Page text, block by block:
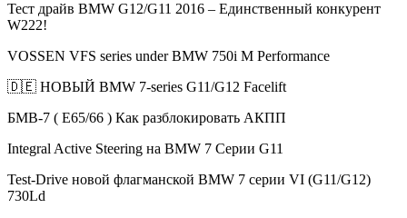
Тест драйв BMW G12/G11 2016 – Единственный конкурент
W222!
VOSSEN VFS series under BMW 750i M Performance
🇩🇪 НОВЫЙ BMW 7-series G11/G12 Facelift
БМВ-7 ( Е65/66 ) Как разблокировать АКПП
Integral Active Steering на BMW 7 Серии G11
Test-Drive новой флагманской BMW 7 серии VI (G11/G12)
730Ld